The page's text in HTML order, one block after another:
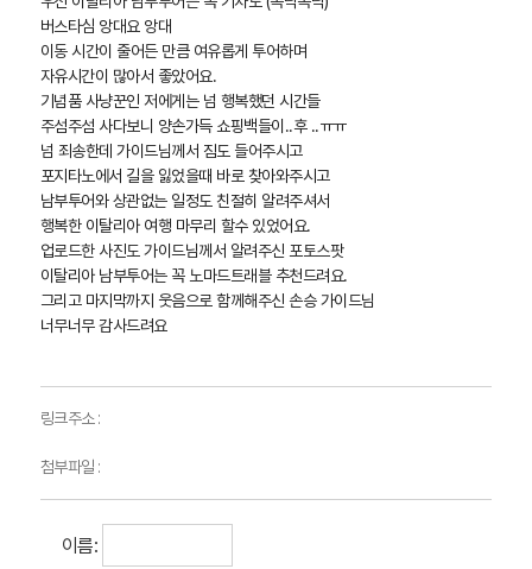
버스타심 앙대요 앙대
이동 시간이 줄어든 만큼 여유롭게 투어하며
자유시간이 많아서 좋았어요.
기념품 사냥꾼인 저에게는 넘 행복했던 시간들
주섬주섬 사다보니 양손가득 쇼핑백들이..후 ..ㅠㅠ
넘 죄송한데 가이드님께서 짐도 들어주시고
포지타노에서 길을 잃었을때 바로 찾아와주시고
남부투어와 상관없는 일정도 친절히 알려주셔서
행복한 이탈리아 여행 마무리 할수 있었어요.
업로드한 사진도 가이드님께서 알려주신 포토스팟
이탈리아 남부투어는 꼭 노마드트래블 추천드려요.
그리고 마지막까지 웃음으로 함께해주신 손승 가이드님
너무너무 감사드려요
링크주소 :
첨부파일 :
이름: